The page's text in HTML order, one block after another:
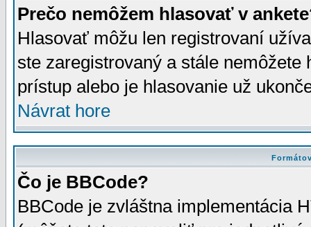
Prečo nemôžem hlasovať v
Hlasovať môžu len registrovaní
ste zaregistrovaný a stále
prístup alebo je hlasovanie už
Návrat hore
Čo je BBCode?
BBCode je zvláštna implementácia